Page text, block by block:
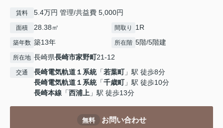
賃料 5.4万円 管理/共益費 5,000円
面積 28.38㎡ 間取り 1R
築年数 築13年 所在階 5階/5階建
所在地 長崎県長崎市家野町21-12
交通 長崎電気軌道１系統「若葉町」駅 徒歩8分
長崎電気軌道１系統「千歳町」駅 徒歩10分
長崎本線 「西浦上 」駅 徒歩13分
無料 お問い合わせ